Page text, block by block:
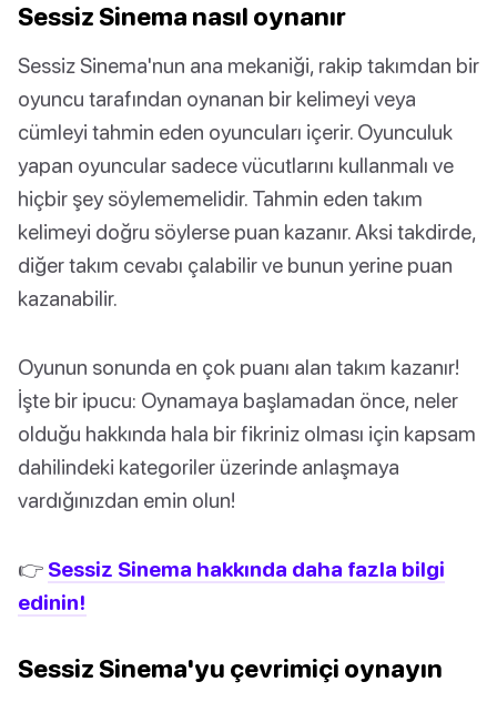
Sessiz Sinema nasıl oynanır
Sessiz Sinema'nun ana mekaniği, rakip takımdan bir
oyuncu tarafından oynanan bir kelimeyi veya
cümleyi tahmin eden oyuncuları içerir. Oyunculuk
yapan oyuncular sadece vücutlarını kullanmalı ve
hiçbir şey söylememelidir. Tahmin eden takım
kelimeyi doğru söylerse puan kazanır. Aksi takdirde,
diğer takım cevabı çalabilir ve bunun yerine puan
kazanabilir.
Oyunun sonunda en çok puanı alan takım kazanır!
İşte bir ipucu: Oynamaya başlamadan önce, neler
olduğu hakkında hala bir fikriniz olması için kapsam
dahilindeki kategoriler üzerinde anlaşmaya
vardığınızdan emin olun!
👉 Sessiz Sinema hakkında daha fazla bilgi
edinin!
Sessiz Sinema'yu çevrimiçi oynayın